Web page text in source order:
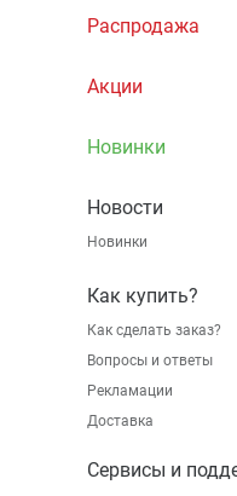
Распродажа
Акции
Новинки
Новости
Новинки
Как купить?
Как сделать заказ?
Вопросы и ответы
Рекламации
Доставка
Сервисы и